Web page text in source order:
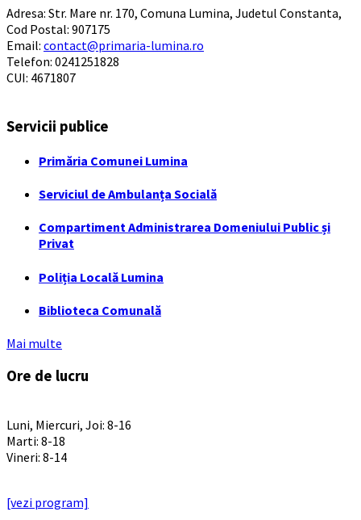
Adresa: Str. Mare nr. 170, Comuna Lumina, Judetul Constanta,
Cod Postal: 907175
Email: contact@primaria-lumina.ro
Telefon: 0241251828
CUI: 4671807
Servicii publice
Primăria Comunei Lumina
Serviciul de Ambulanța Socială
Compartiment Administrarea Domeniului Public și
Privat
Poliția Locală Lumina
Biblioteca Comunală
Mai multe
Ore de lucru
Luni, Miercuri, Joi: 8-16
Marti: 8-18
Vineri: 8-14
[vezi program]